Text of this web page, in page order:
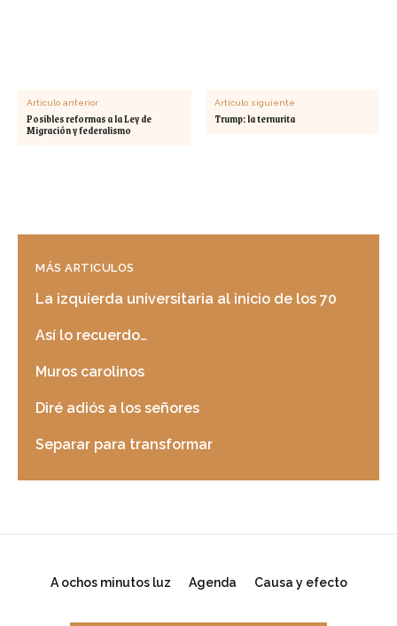
Artículo anterior
Posibles reformas a la Ley de
Migración y federalismo
Artículo siguiente
Trump: la ternurita
MÁS ARTICULOS
La izquierda universitaria al inicio de los 70
Así lo recuerdo…
Muros carolinos
Diré adiós a los señores
Separar para transformar
A ochos minutos luz Agenda Causa y efecto